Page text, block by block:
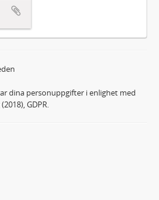
dina personuppgifter i enlighet med
GDPR.